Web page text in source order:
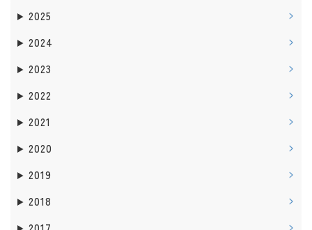
2025
2024
2023
2022
2021
2020
2019
2018